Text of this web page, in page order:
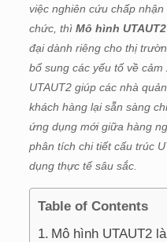
việc nghiên cứu chấp
chức, thì Mô hình UTAUT2
đại dành riêng cho thị
bổ sung các yếu tố về cảm
UTAUT2 giúp các nhà
khách hàng lại sẵn sàng
ứng dụng mới giữa hàng
phân tích chi tiết cấu trúc
dụng thực tế sâu sắc.
Table of Contents
Mô hình UTAUT2